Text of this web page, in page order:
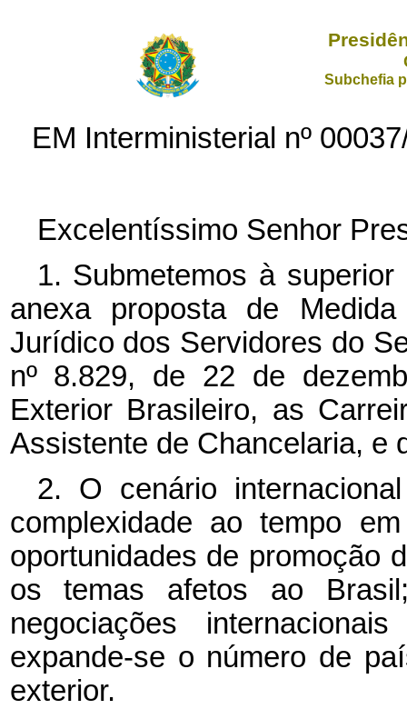
Subchefia
EM Interministerial nº
Excelentíssimo Senhor
1. Submetemos à
anexa proposta de
Jurídico dos Servidores do
nº 8.829, de 22 de
Exterior Brasileiro, as
Assistente de Chancelaria, e
2. O cenário
complexidade ao tempo
oportunidades de promoção
os temas afetos ao
negociações
expande-se o número de
exterior.